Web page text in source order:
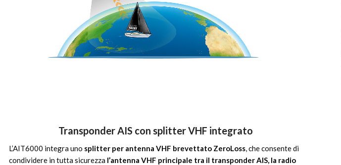
Transponder AIS con splitter VHF integrato
L’AIT6000 integra uno splitter per antenna VHF brevettato ZeroLoss, che consente di
condividere in tutta sicurezza l’antenna VHF principale tra il transponder AIS, la radio